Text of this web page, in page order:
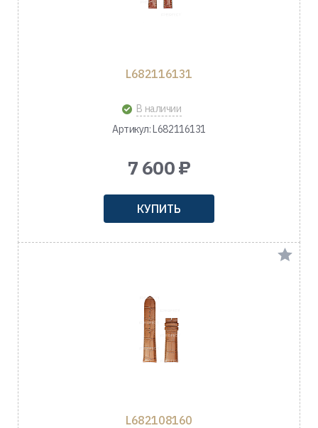
L682116131
В наличии
Артикул: L682116131
7 600 ₽
КУПИТЬ
L682108160